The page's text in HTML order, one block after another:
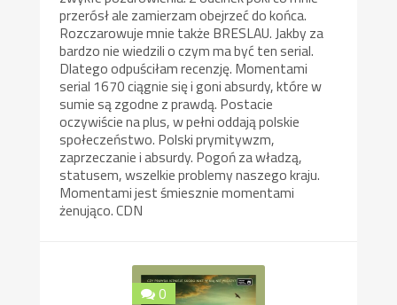
przerósł ale zamierzam obejrzeć do końca.
Rozczarowuje mnie także BRESLAU. Jakby za
bardzo nie wiedzili o czym ma być ten serial.
Dlatego odpuściłam recenzję. Momentami
serial 1670 ciągnie się i goni absurdy, które w
sumie są zgodne z prawdą. Postacie
oczywiście na plus, w pełni oddają polskie
społeczeństwo. Polski prymitywzm,
zaprzeczanie i absurdy. Pogoń za władzą,
statusem, wszelkie problemy naszego kraju.
Momentami jest śmiesznie momentami
żenująco. CDN
0